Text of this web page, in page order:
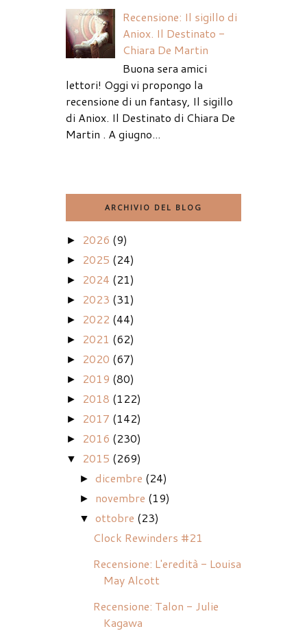
Recensione: Il sigillo di
Aniox. Il Destinato -
Chiara De Martin
Buona sera amici
lettori! Oggi vi propongo la
recensione di un fantasy, Il sigillo
di Aniox. Il Destinato di Chiara De
Martin . A giugno...
ARCHIVIO DEL BLOG
► 2026 (9)
► 2025 (24)
► 2024 (21)
► 2023 (31)
► 2022 (44)
► 2021 (62)
► 2020 (67)
► 2019 (80)
► 2018 (122)
► 2017 (142)
► 2016 (230)
▼ 2015 (269)
►dicembre (24)
► novembre (19)
▼ ottobre (23)
Clock Rewinders #21
Recensione: L'eredità - Louisa
May Alcott
Recensione: Talon - Julie
Kagawa